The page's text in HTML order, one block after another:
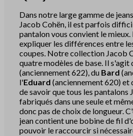
Dans notre large gamme de jeans
Jacob Cohën, il est parfois
pantalon vous convient le
expliquer les différences entre
coupes. Notre collection Jacob
quatre modèles de base. Il s'agit
(anciennement 622), du Bard
l'Eduard (anciennement 620) et
de savoir que tous les pantalons
fabriqués dans une seule et
donc pas de choix de longueur.
jean contient une bobine de fil
pouvoir le raccourcir si